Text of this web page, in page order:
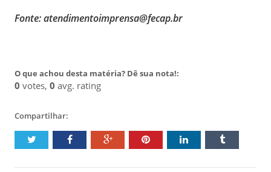
Fonte: atendimentoimprensa@fecap.br
O que achou desta matéria? Dê sua nota!:
0 votes, 0 avg. rating
Compartilhar: